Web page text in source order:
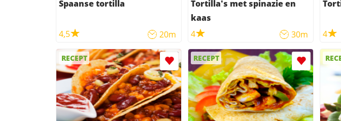
Spaanse tortilla
4,5 20m
Tortilla's met spinazie en
kaas
4
30m 4
RECEPT RECEPT